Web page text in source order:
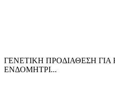
ΓΕΝΕΤΙΚΗ ΠΡΟΔΙΑΘΕΣΗ
ΕΝΔΟΜΗΤΡΙ...